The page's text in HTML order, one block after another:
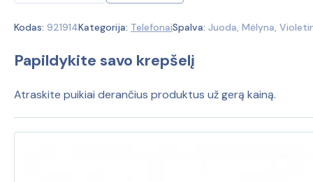
Samsung
S7
G930F
prekė)
Kodas: 921914Kategorija: TelefonaiSpalva: Juoda, Mėlyna,
Papildykite savo krepšelį
Atraskite puikiai derančius produktus už gerą kainą.